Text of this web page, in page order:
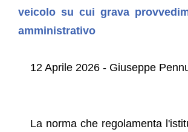
veicolo su cui grava
amministrativo
12 Aprile 2026 - Giuseppe
La norma che regolamenta